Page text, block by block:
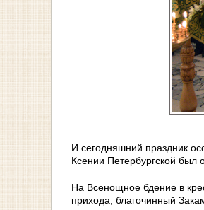
И сегодняшний праздник
Ксении Петербургской был
На Всенощное бдение в
прихода, благочинный